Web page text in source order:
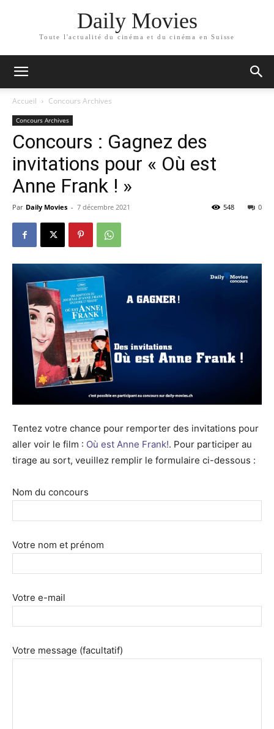
Daily Movies
Toute l'actualité du cinéma et du cinéma en Suisse
Accueil Concours Archives
Concours Archives
Concours : Gagnez des
invitations pour « Où est
Anne Frank ! »
Par Daily Movies - 7 décembre 2021 0
548
Tentez votre chance pour remporter des invitations pour
aller voir le film : Où est Anne Frank!. Pour participer au
tirage au sort, veuillez remplir le formulaire ci-dessous :
Nom du concours
Votre nom et prénom
Votre e-mail
Votre message (facultatif)